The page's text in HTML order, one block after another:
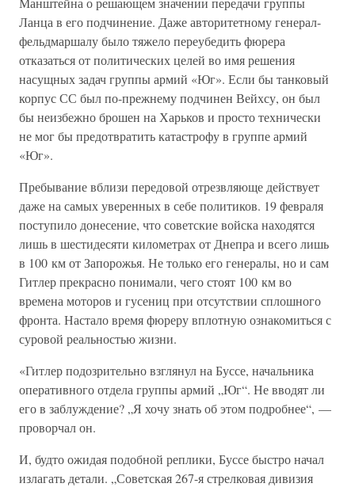
Ланца в его подчинение. Даже авторитетному генерал-
фельдмаршалу было тяжело переубедить фюрера
отказаться от политических целей во имя решения
насущных задач группы армий «Юг». Если бы танковый
корпус СС был по-прежнему подчинен Вейхсу, он был
бы неизбежно брошен на Харьков и просто технически
не мог бы предотвратить катастрофу в группе армий
«Юг».
Пребывание вблизи передовой отрезвляюще действует
даже на самых уверенных в себе политиков. 19 февраля
поступило донесение, что советские войска находятся
лишь в шестидесяти километрах от Днепра и всего лишь
в 100 км от Запорожья. Не только его генералы, но и сам
Гитлер прекрасно понимали, чего стоят 100 км во
времена моторов и гусениц при отсутствии сплошного
фронта. Настало время фюреру вплотную ознакомиться с
суровой реальностью жизни.
«Гитлер подозрительно взглянул на Буссе, начальника
оперативного отдела группы армий „Юг“. Не вводят ли
его в заблуждение? „Я хочу знать об этом подробнее“, —
проворчал он.
И, будто ожидая подобной реплики, Буссе быстро начал
излагать детали. „Советская 267-я стрелковая дивизия